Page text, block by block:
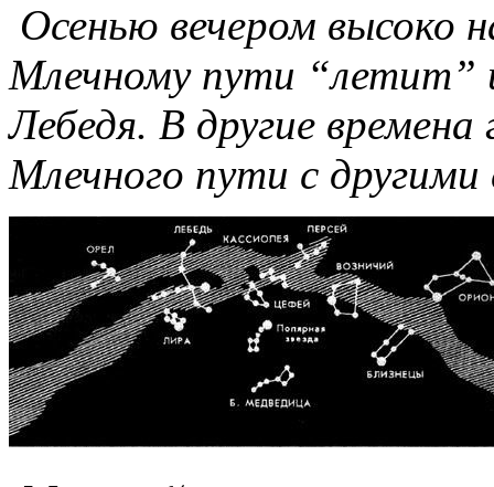
Осенью вечером
Млечному пути “летит”
Лебедя. В другие времена
Млечного пути с другими